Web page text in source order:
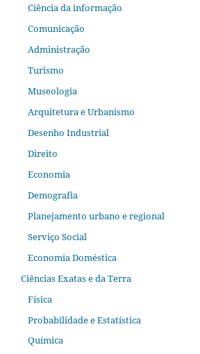
Ciência da informação
Comunicação
Administração
Turismo
Museologia
Arquitetura e Urbanismo
Desenho Industrial
Direito
Economia
Demografia
Planejamento urbano e regional
Serviço Social
Economia Doméstica
Ciências Exatas e da Terra
Física
Probabilidade e Estatística
Química